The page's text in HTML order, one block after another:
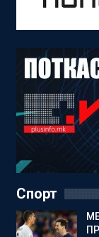
Спорт